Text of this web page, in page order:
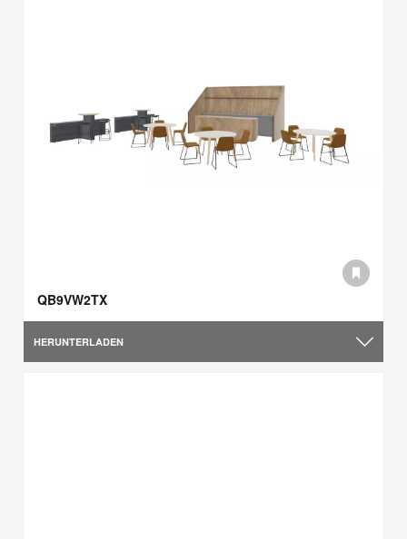
QB9VW2TX
HERUNTERLADEN